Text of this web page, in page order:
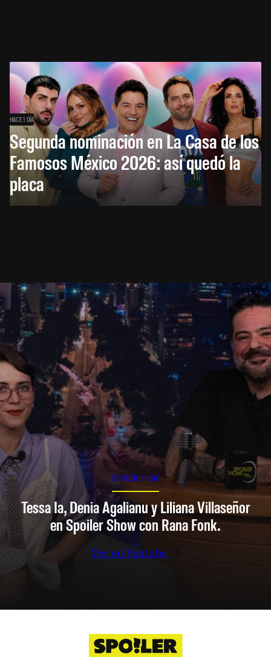
HACE 1 DÍA
Segunda nominación en La Casa de los
Famosos México 2026: así quedó la
placa
SPOILER SHOW
Tessa Ia, Denia Agalianu y Liliana Villaseñor
en Spoiler Show con Rana Fonk.
Ver en Youtube